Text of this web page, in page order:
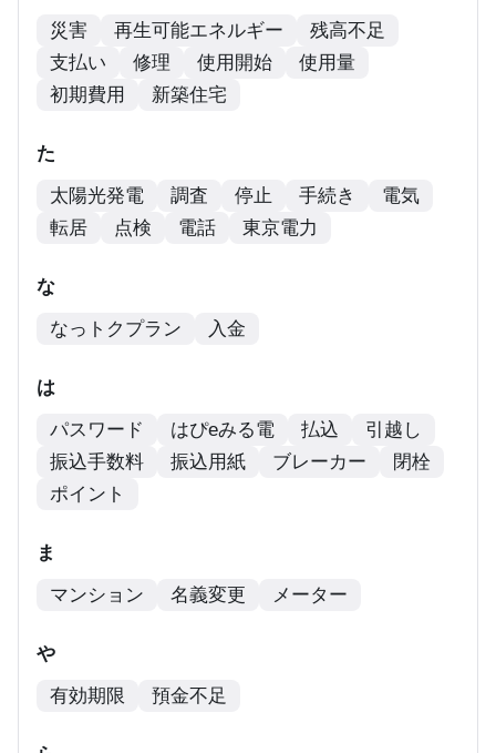
災害
再生可能エネルギー
残高不足
支払い
修理 使用開始
使用量
初期費用
新築住宅
た
太陽光発電
調査 停止 手続き
電気
転居
点検 電話 東京電力
な
なっトクプラン
入金
は
パスワード
はぴeみる電 払込
引越し
振込手数料
振込用紙 ブレーカー
閉栓
ポイント
ま
マンション
名義変更 メーター
や
有効期限
預金不足